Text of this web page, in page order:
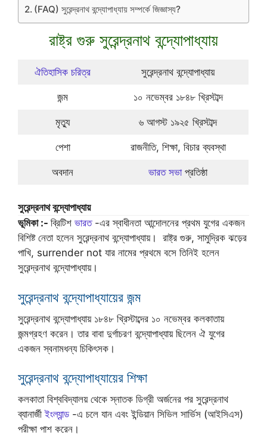
(FAQ) সুরেন্দ্রনাথ বন্দ্যোপাধ্যায় সম্পর্কে জিজ্ঞাস্য?
রাষ্ট্র গুরু সুরেন্দ্রনাথ বন্দ্যোপাধ্যায়
ঐতিহাসিক চরিত্র সুরেন্দ্রনাথ বন্দ্যোপাধ্যায়
জন্ম ১০ নভেম্বর ১৮৪৮ খ্রিস্টাব্দ
মৃত্যু ৬ আগস্ট ১৯২৫ খ্রিস্টাব্দ
পেশা রাজনীতি, শিক্ষা, বিচার ব্যবস্থা
অবদান ভারত সভাপ্রতিষ্ঠা
সুরেন্দ্রনাথ বন্দ্যোপাধ্যায়
ভূমিকা :- ব্রিটিশ ভারত-এর স্বাধীনতা আন্দোলনের প্রথম যুগের একজন
বিশিষ্ট নেতা হলেন সুরেন্দ্রনাথ বন্দ্যোপাধ্যায়। রাষ্ট্র গুরু, সামুদ্রিক ঝড়ের
পাখি, surrender not যার নামের প্রথমে বসে তিনিই হলেন
সুরেন্দ্রনাথ বন্দ্যোপাধ্যায়।
সুরেন্দ্রনাথ বন্দ্যোপাধ্যায়ের জন্ম
সুরেন্দ্রনাথ বন্দ্যোপাধ্যায় ১৮৪৮ খ্রিস্টাব্দের ১০ নভেম্বর কলকাতায়
জন্মগ্রহণ করেন। তার বাবা দুর্গাচরণ বন্দ্যোপাধ্যায় ছিলেন ঐ যুগের
একজন স্বনামধন্য চিকিৎসক।
সুরেন্দ্রনাথ বন্দ্যোপাধ্যায়ের শিক্ষা
কলকাতা বিশ্ববিদ্যালয় থেকে স্নাতক ডিগ্রী অর্জনের পর সুরেন্দ্রনাথ
ব্যানার্জীইংল্যান্ড -এ চলে যান এবং ইন্ডিয়ান সিভিল সার্ভিস (আইসিএস)
পরীক্ষা পাশ করেন।